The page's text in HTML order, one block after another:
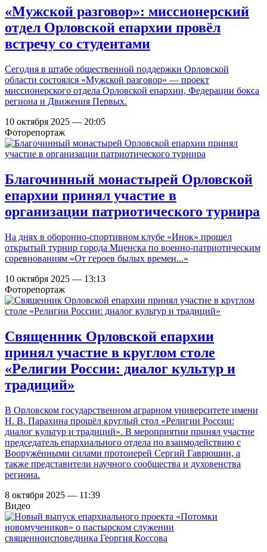
«Мужской разговор»: миссионерский
отдел Орловской епархии провёл
встречу со студентами
Сегодня в штабе общественной поддержки Орловской
области состоялся «Мужской разговор» — проект
миссионерского отдела Орловской епархии, Федерации бокса
региона и Движения Первых.
10 октября 2025 — 20:05
Фоторепортаж
Благочинный монастырей Орловской
епархии принял участие в
организации патриотического турнира
На днях в оборонно-спортивном клубе «Инок» прошел
открытый турнир города Мценска по военно-патриотическим
соревнованиям «От героев былых времен...»
10 октября 2025 — 13:13
Фоторепортаж
Священник Орловской епархии
принял участие в круглом столе
«Религии России: диалог культур и
традиций»
В Орловском государственном аграрном университете имени
Н. В. Парахина прошёл круглый стол «Религии России:
диалог культур и традиций». В мероприятии принял участие
председатель епархиального отдела по взаимодействию с
Вооружёнными силами протоиерей Сергий Гаврюшин, а
также представители научного сообщества и духовенства
региона.
8 октября 2025 — 11:39
Видео